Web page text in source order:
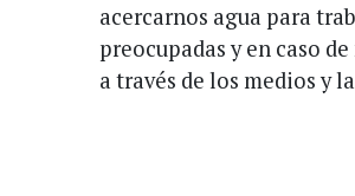
acercarnos agua para
preocupadas y en caso
a través de los medios y